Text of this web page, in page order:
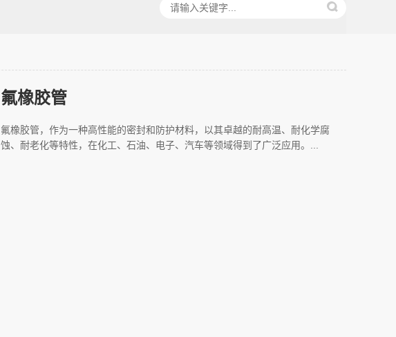
氟橡胶管
氟橡胶管，作为一种高性能的密封和防护材料，以其卓越的耐高温、耐化学腐
蚀、耐老化等特性，在化工、石油、电子、汽车等领域得到了广泛应用。...